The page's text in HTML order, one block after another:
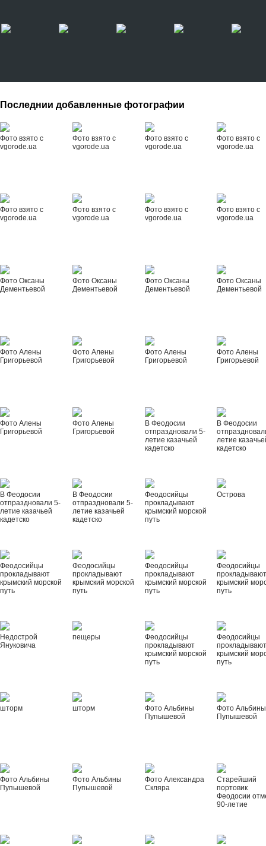
Последнии добавленные фотографии
Фото взято с
vgorode.ua
Фото взято с
vgorode.ua
Фото взято с
vgorode.ua
Фото взято с
vgorode.ua
Фото взято с
vgorode.ua
Фото взято с
vgorode.ua
Фото взято с
vgorode.ua
Фото взято с
vgorode.ua
Фото Оксаны
Дементьевой
Фото Оксаны
Дементьевой
Фото Оксаны
Дементьевой
Фото Оксаны
Дементьевой
Фото Алены
Григорьевой
Фото Алены
Григорьевой
Фото Алены
Григорьевой
Фото Алены
Григорьевой
Фото Алены
Григорьевой
Фото Алены
Григорьевой
В Феодосии
отпраздновали 5-
летие казачьей
кадетско
В Феодосии
летие
кадетско
В Феодосии
отпраздновали 5-
летие казачьей
кадетско
В Феодосии
отпраздновали 5-
летие казачьей
кадетско
Феодосийцы
прокладывают
крымский морской
путь
Острова
Феодосийцы
прокладывают
крымский морской
путь
Феодосийцы
прокладывают
крымский морской
путь
Феодосийцы
прокладывают
крымский морской
путь
Феодосийцы
крымский
путь
Недострой
Януковича
пещеры
Феодосийцы
прокладывают
крымский морской
путь
Феодосийцы
крымский
путь
шторм шторм
Фото Альбины
Пупышевой
Фото Альбины
Пупышевой
Фото Альбины
Пупышевой
Фото Альбины
Пупышевой
Фото Александра
Скляра
Старейший
портовик
Феодосии
90-летие